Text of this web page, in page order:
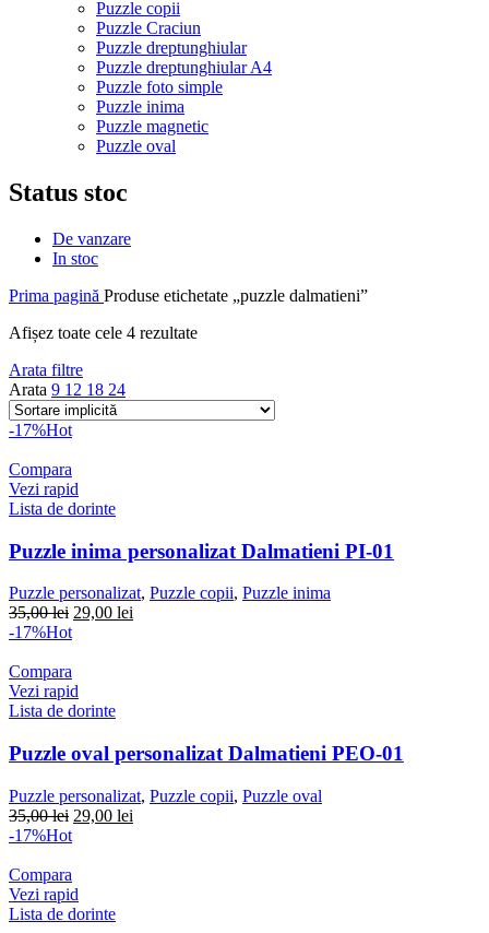
Puzzle copii
Puzzle Craciun
Puzzle dreptunghiular
Puzzle dreptunghiular A4
Puzzle foto simple
Puzzle inima
Puzzle magnetic
Puzzle oval
Status stoc
De vanzare
In stoc
Prima pagină Produse etichetate „puzzle dalmatieni”
Afișez toate cele 4 rezultate
Arata filtre
Arata 9 12 18 24
-17%Hot
Compara
Vezi rapid
Lista de dorinte
Puzzle inima personalizat Dalmatieni PI-01
Puzzle personalizat, Puzzle copii, Puzzle inima
35,00lei Prețul
35,00 lei.
29,00 lei
-17%Hot
Compara
Vezi rapid
Lista de dorinte
Puzzle oval personalizat Dalmatieni PEO-01
Puzzle personalizat, Puzzle copii, Puzzle oval
35,00lei Prețul
35,00 lei.
29,00 lei
-17%Hot
Compara
Vezi rapid
Lista de dorinte